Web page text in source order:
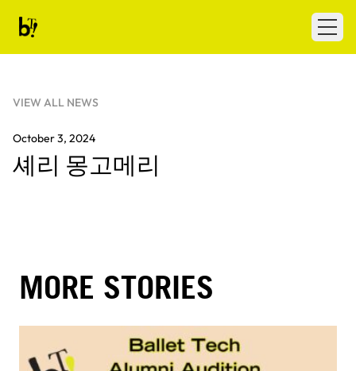
Ballet Tech
VIEW ALL NEWS
October 3, 2024
셰리 몽고메리
MORE STORIES